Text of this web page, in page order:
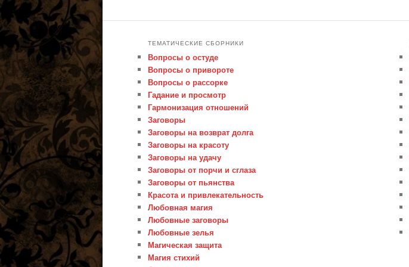
ТЕМАТИЧЕСКИЕ СБОРНИКИ
Вопросы о остуде
Вопросы о привороте
Вопросы о рассорке
Гадание и просмотр
Гармонизация отношений
Заговоры
Заговоры на возврат долга
Заговоры на красоту
Заговоры на удачу
Заговоры от порчи и сглаза
Заговоры от пьянства
Красота и привлекательность
Любовная магия
Любовные заговоры
Любовные зелья
Магическая защита
Магия стихий